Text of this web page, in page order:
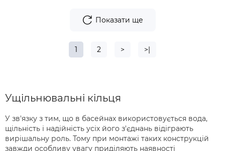
Показати ще
1 2 > >|
Ущільнювальні кільця
У зв'язку з тим, що в басейнах використовується вода,
щільність і надійність усіх його з'єднань відіграють
вирішальну роль. Тому при монтажі таких конструкцій
завжди особливу увагу приділяють наявності